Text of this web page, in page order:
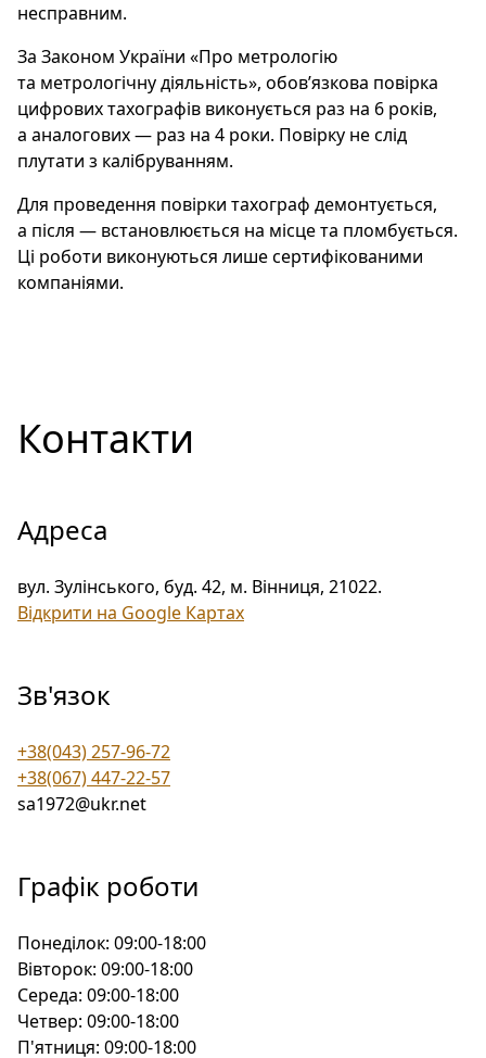
несправним.
За Законом України «Про метрологію
та метрологічну діяльність», обов’язкова повірка
цифрових тахографів виконується раз на 6 років,
а аналогових — раз на 4 роки. Повірку не слід
плутати з калібруванням.
Для проведення повірки тахограф демонтується,
а після — встановлюється на місце та пломбується.
Ці роботи виконуються лише сертифікованими
компаніями.
Контакти
Адреса
вул. Зулінського, буд. 42, м. Вінниця, 21022.
Відкрити на Google Картах
Зв'язок
+38(043) 257-96-72
+38(067) 447-22-57
sa1972@ukr.net
Графік роботи
Понеділок: 09:00-18:00
Вівторок: 09:00-18:00
Середа: 09:00-18:00
Четвер: 09:00-18:00
П'ятниця: 09:00-18:00